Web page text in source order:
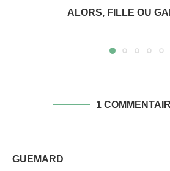
ALORS, FILLE OU
1
GUEMARD